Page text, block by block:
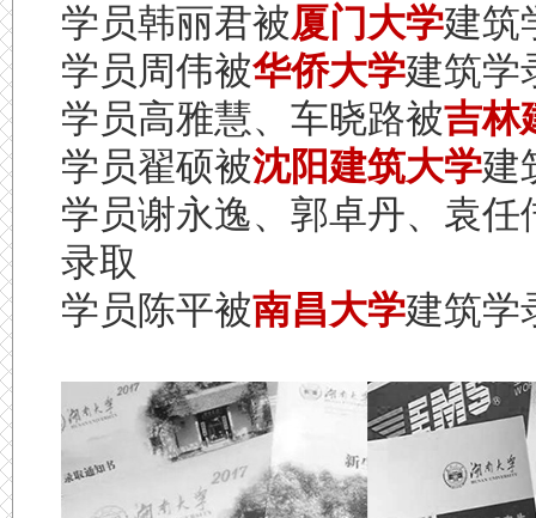
学员韩丽君被厦门大学建筑
学员周伟被华侨大学建筑学
学员高雅慧、车晓路被吉林
学员翟硕被沈阳建筑大学建
学员谢永逸、郭卓丹、袁任
录取
学员陈平被南昌大学建筑学